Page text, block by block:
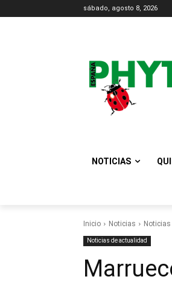
sábado, agosto 8, 2026
NOTICIAS
Inicio Noticias
Noticias de actualidad